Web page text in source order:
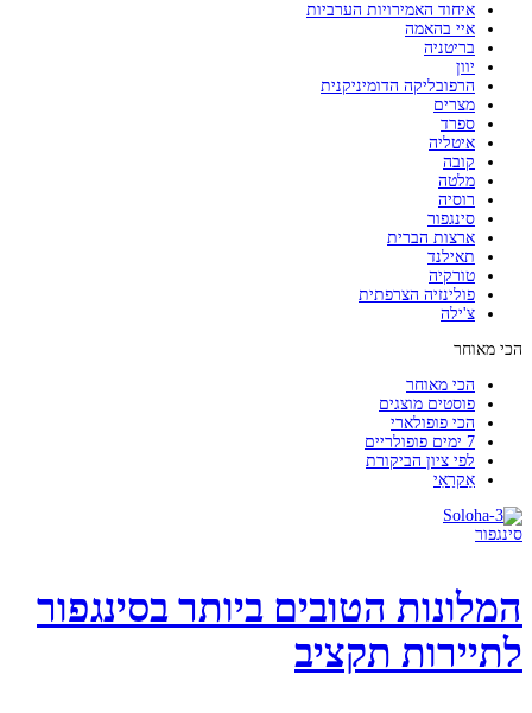
איחוד האמירויות הערביות
איי בהאמה
בריטניה
יוון
הרפובליקה הדומיניקנית
מצרים
ספרד
איטליה
קובה
מלטה
רוסיה
סינגפור
ארצות הברית
תאילנד
טורקיה
פולינזיה הצרפתית
צ'ילה
הכי מאוחר
הכי מאוחר
פוסטים מוצגים
הכי פופולארי
7 ימים פופולריים
לפי ציון הביקורת
אַקרַאִי
סינגפור
המלונות הטובים ביותר בסינגפור
לתיירות תקציב